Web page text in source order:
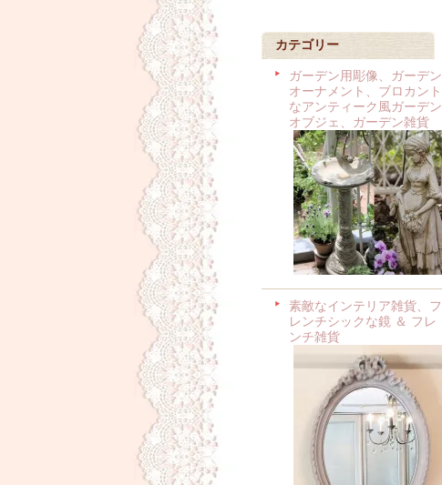
カテゴリー
ガーデン用彫像、ガーデン
オーナメント、ブロカント
なアンティーク風ガーデン
オブジェ、ガーデン雑貨
素敵なインテリア雑貨、フ
レンチシックな鏡 ＆ フレ
ンチ雑貨